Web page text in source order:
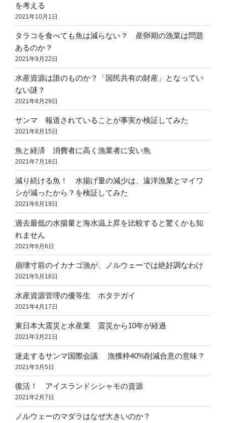
を考える
2021年10月1日
タラコを食べても魚は減らない？ 産卵期の漁業は問題
あるのか？
2021年9月22日
水産資源は誰のものか？「国民共有の財産」となってい
ない謎？
2021年8月29日
サンマ 報道されていることが事実か検証してみた
2021年8月15日
魚と経済 消費者に高く漁業者に安い魚
2021年7月18日
減り続ける魚！ 水揚げ量の減少は、遠洋漁業とマイワ
シが減ったから？を検証してみた
2021年6月19日
過去最低の水揚量と海水温上昇を比較すると驚くかも知
れません
2021年6月6日
崩壊寸前のイカナゴ漁が、ノルウェーでは絶好調なわけ
2021年5月16日
水産資源管理の優等生 ホタテガイ
2021年4月17日
東日本大震災と水産業 震災から10年が経過
2021年3月21日
迷走するサンマ国際会議 漁獲枠40%削減合意の意味？
2021年3月5日
復活！ アイスランドシシャモの資源
2021年2月7日
ノルウェーのマダラはなぜ大きいのか？